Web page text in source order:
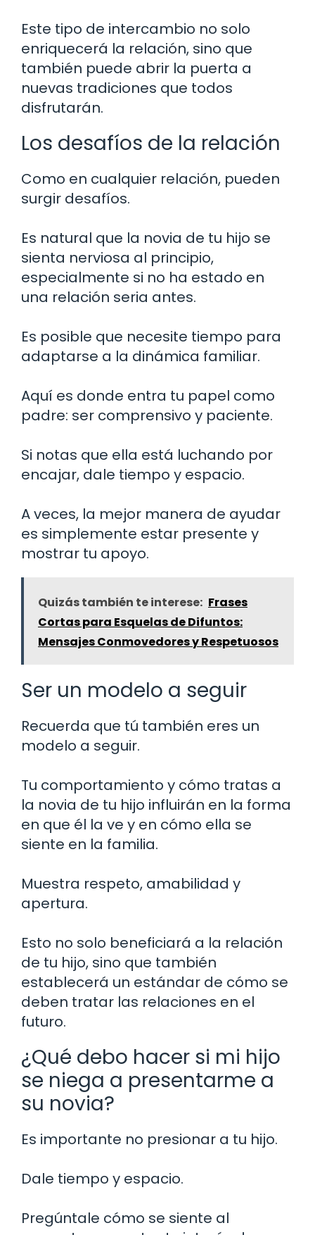
Este tipo de intercambio no solo
enriquecerá la relación, sino que
también puede abrir la puerta a
nuevas tradiciones que todos
disfrutarán.
Los desafíos de la relación
Como en cualquier relación, pueden
surgir desafíos.
Es natural que la novia de tu hijo se
sienta nerviosa al principio,
especialmente si no ha estado en
una relación seria antes.
Es posible que necesite tiempo para
adaptarse a la dinámica familiar.
Aquí es donde entra tu papel como
padre: ser comprensivo y paciente.
Si notas que ella está luchando por
encajar, dale tiempo y espacio.
A veces, la mejor manera de ayudar
es simplemente estar presente y
mostrar tu apoyo.
Quizás también te interese: Frases
Cortas para Esquelas de Difuntos:
Mensajes Conmovedores y Respetuosos
Ser un modelo a seguir
Recuerda que tú también eres un
modelo a seguir.
Tu comportamiento y cómo tratas a
la novia de tu hijo influirán en la forma
en que él la ve y en cómo ella se
siente en la familia.
Muestra respeto, amabilidad y
apertura.
Esto no solo beneficiará a la relación
de tu hijo, sino que también
establecerá un estándar de cómo se
deben tratar las relaciones en el
futuro.
¿Qué debo hacer si mi hijo
se niega a presentarme a
su novia?
Es importante no presionar a tu hijo.
Dale tiempo y espacio.
Pregúntale cómo se siente al